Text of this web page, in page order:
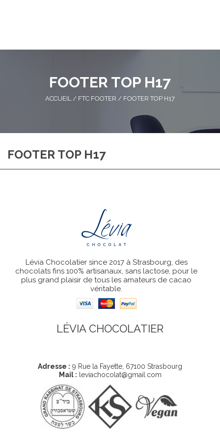
FOOTER TOP H17
ACCUEIL / FTC FOOTER / FOOTER TOP H17
FOOTER TOP H17
Lévia Chocolatier since 2017 à Strasbourg, des
chocolats fins 100% artisanaux, sans lactose, pour le
plus grand plaisir de tous les amateurs de cacao
véritable.
LÉVIA CHOCOLATIER
Adresse : 9 Rue la Fayette, 67100 Strasbourg
Mail : leviachocolat@gmail.com